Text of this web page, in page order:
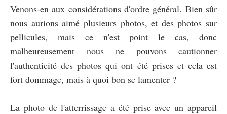
Venons-en aux considérations d'ordre général. Bien sûr
nous aurions aimé plusieurs photos, et des photos sur
pellicules, mais ce n'est point le cas, donc
malheureusement nous ne pouvons cautionner
l'authenticité des photos qui ont été prises et cela est
fort dommage, mais à quoi bon se lamenter ?
La photo de l'atterrissage a été prise avec un appareil